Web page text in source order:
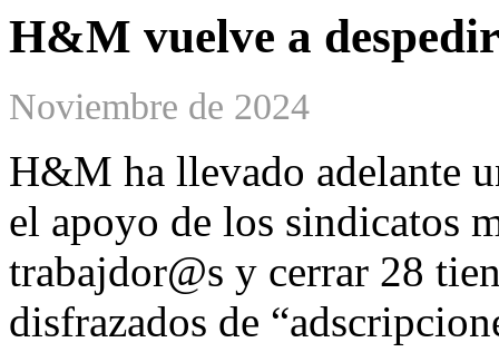
H&M vuelve a
Noviembre de 2024
H&M ha llevado adelante
el apoyo de los sindicatos
trabajdor@s y cerrar 28
disfrazados de